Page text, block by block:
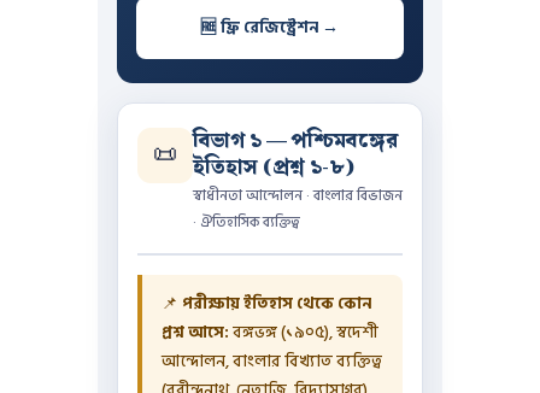
🆓 ফ্রি রেজিস্ট্রেশন →
📜 বিভাগ ১ — পশ্চিমবঙ্গের
ইতিহাস (প্রশ্ন ১-৮)
স্বাধীনতা আন্দোলন · বাংলার বিভাজন
· ঐতিহাসিক ব্যক্তিত্ব
📌 পরীক্ষায় ইতিহাস থেকে কোন
প্রশ্ন আসে:বঙ্গভঙ্গ (১৯০৫), স্বদেশী
আন্দোলন, বাংলার বিখ্যাত ব্যক্তিত্ব